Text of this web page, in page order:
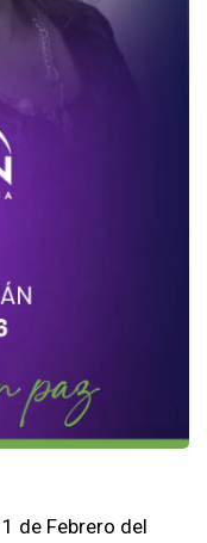
de Febrero del